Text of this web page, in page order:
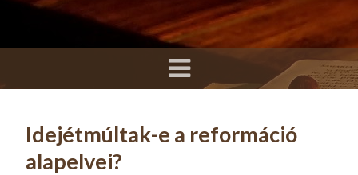
Idejétmúltak-e a reformáció
alapelvei?